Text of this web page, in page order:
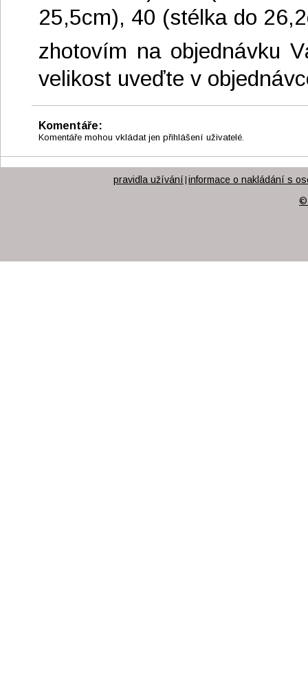
25,5cm), 40 (stélka do
zhotovím na objednávku
velikost uveďte v
Komentáře:
Komentáře mohou vkládat jen přihlášení uživatelé.
pravidla užívání informace o nakládání s
©